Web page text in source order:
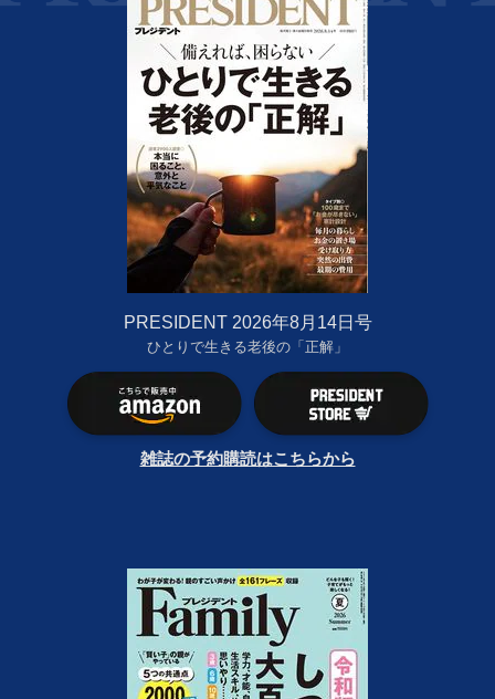
PRESIDENT 2026年8月14日号
ひとりで生きる老後の「正解」
雑誌の予約購読はこちらから